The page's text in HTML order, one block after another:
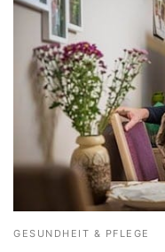
GESUNDHEIT & PFLEGE